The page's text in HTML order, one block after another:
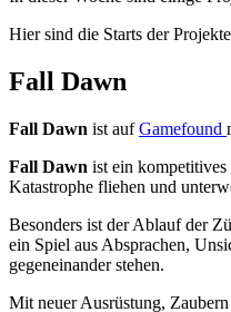
Hier sind die Starts der
Fall Dawn
Fall Dawn ist aufGamefound
Fall Dawn ist ein
Katastrophe fliehen und
Besonders ist der Ablauf der
ein Spiel aus Absprachen,
gegeneinander stehen.
Mit neuer Ausrüstung,